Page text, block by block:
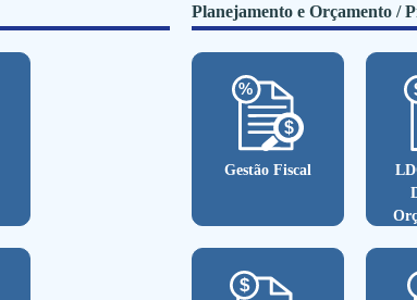
Planejamento e Orçamento /
Gestão Fiscal